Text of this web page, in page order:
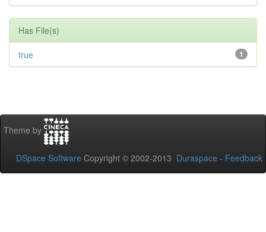
Has File(s)
1
true
Theme by
DSpace Software Copyright © 2002-2013 Duraspace - Feedback